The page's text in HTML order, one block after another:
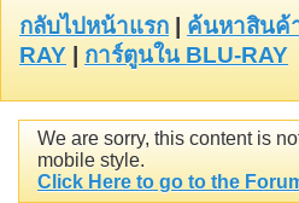
กลับไปหน้าแรก ค้นหาสินค้
RAY
การ์ตูนใน BLU-RAY
We are sorry, this content is
mobile style.
Click Here to go to the